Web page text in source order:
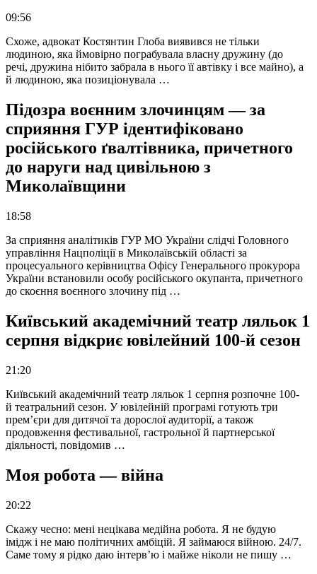
09:56
Схоже, адвокат Костянтин Глоба виявився не тільки
людиною, яка ймовірно пограбувала власну дружину (до
речі, дружина нібито забрала в нього її автівку і все майно), а
й людиною, яка позиціонувала …
Підозра воєнним злочинцям — за
сприяння ГУР ідентифіковано
російського ґвалтівника, причетного
до наруги над цивільною з
Миколаївщини
18:58
За сприяння аналітиків ГУР МО України слідчі Головного
управління Нацполіції в Миколаївській області за
процесуального керівництва Офісу Генерального прокурора
України встановили особу російського окупанта, причетного
до скоєння воєнного злочину під …
Київський академічний театр ляльок 1
серпня відкриє ювілейний 100-й сезон
21:20
Київський академічний театр ляльок 1 серпня розпочне 100-
й театральний сезон. У ювілейній програмі готують три
прем’єри для дитячої та дорослої аудиторії, а також
продовження фестивальної, гастрольної й партнерської
діяльності, повідомив …
Моя робота — війна
20:22
Скажу чесно: мені нецікава медійна робота. Я не будую
імідж і не маю політичних амбіцій. Я займаюся війною. 24/7.
Саме тому я рідко даю інтерв’ю і майже ніколи не пишу …